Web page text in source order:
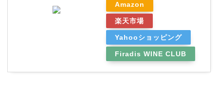
Amazon
楽天市場
Yahooショッピング
Firadis WINE CLUB